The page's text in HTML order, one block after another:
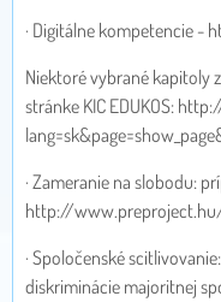
· Digitálne kompetencie
Niektoré vybrané kapitoly
stránke KIC EDUKOS:
· Zameranie na slobodu:
http://
· Spoločenské
diskriminácie majoritnej